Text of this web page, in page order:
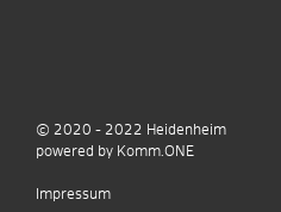
© 2020 - 2022 Heidenheim
powered by Komm.ONE
Impressum